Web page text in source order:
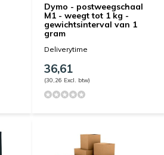
Dymo - postweegschaal
M1 - weegt tot 1 kg -
gewichtsinterval van 1
gram
Deliverytime
36,61
(30,26 Excl. btw)